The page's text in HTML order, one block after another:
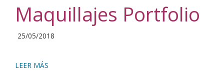
Maquillajes Portfolio
2018-
25
25/05/2018
LEER MÁS